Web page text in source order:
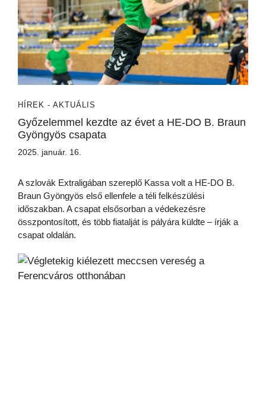
HÍREK - AKTUÁLIS
Győzelemmel kezdte az évet a HE-DO B. Braun
Gyöngyös csapata
2025. január. 16.
A szlovák Extraligában szereplő Kassa volt a HE-DO B.
Braun Gyöngyös első ellenfele a téli felkészülési
időszakban. A csapat elsősorban a védekezésre
összpontosított, és több fiatalját is pályára küldte – írják a
csapat oldalán.